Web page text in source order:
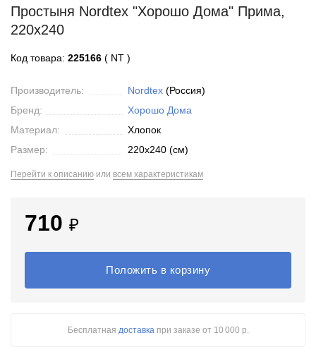
Простыня Nordtex "Хорошо Дома" Прима,
220x240
Код товара: 225166 ( NT )
Производитель: Nordtex(Россия)
Бренд:
Хорошо Дома
Материал:
Хлопок
Размер:
220x240 (см)
Перейти к описанию или всем характеристикам
710 ₽
Положить в корзину
Бесплатная доставкапри заказе от 10 000 р.